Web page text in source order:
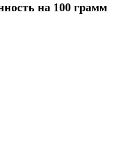
на 100 грамм